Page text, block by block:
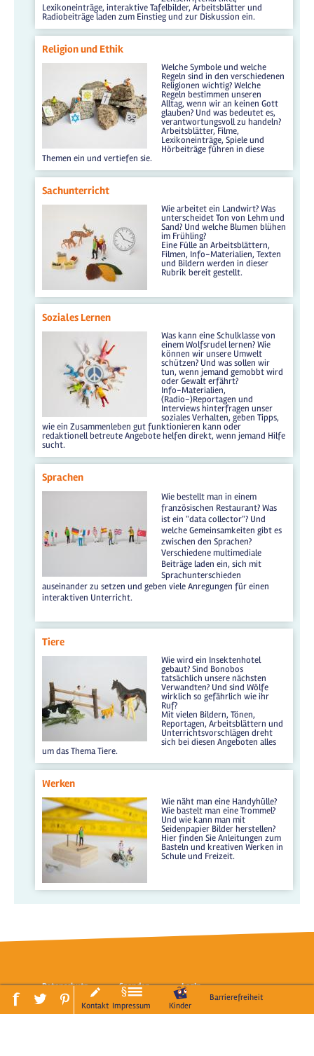
Lexikoneinträge, interaktive Tafelbilder, Arbeitsblätter und
Radiobeiträge laden zum Einstieg und zur Diskussion ein.
Religion und Ethik
Welche Symbole und welche
Regeln sind in den verschiedenen
Religionen wichtig? Welche
Regeln bestimmen unseren
Alltag, wenn wir an keinen Gott
glauben? Und was bedeutet es,
verantwortungsvoll zu handeln?
Arbeitsblätter, Filme,
Lexikoneinträge, Spiele und
Hörbeiträge führen in diese
Themen ein und vertiefen sie.
Sachunterricht
Wie arbeitet ein Landwirt? Was
unterscheidet Ton von Lehm und
Sand? Und welche Blumen blühen
im Frühling?
Eine Fülle an Arbeitsblättern,
Filmen, Info-Materialien, Texten
und Bildern werden in dieser
Rubrik bereit gestellt.
Soziales Lernen
Was kann eine Schulklasse von
einem Wolfsrudel lernen? Wie
können wir unsere Umwelt
schützen? Und was sollen wir
tun, wenn jemand gemobbt wird
oder Gewalt erfährt?
Info-Materialien,
(Radio-)Reportagen und
Interviews hinterfragen unser
soziales Verhalten, geben Tipps,
wie ein Zusammenleben gut funktionieren kann oder
redaktionell betreute Angebote helfen direkt, wenn jemand Hilfe
sucht.
Sprachen
Wie bestellt man in einem
französischen Restaurant? Was
ist ein "data collector"? Und
welche Gemeinsamkeiten gibt es
zwischen den Sprachen?
Verschiedene multimediale
Beiträge laden ein, sich mit
Sprachunterschieden
auseinander zu setzen und geben viele Anregungen für einen
interaktiven Unterricht.
Tiere
Wie wird ein Insektenhotel
gebaut? Sind Bonobos
tatsächlich unsere nächsten
Verwandten? Und sind Wölfe
wirklich so gefährlich wie ihr
Ruf?
Mit vielen Bildern, Tönen,
Reportagen, Arbeitsblättern und
Unterrichtsvorschlägen dreht
sich bei diesen Angeboten alles
um das Thema Tiere.
Werken
Wie näht man eine Handyhülle?
Wie bastelt man eine Trommel?
Und wie kann man mit
Seidenpapier Bilder herstellen?
Hier finden Sie Anleitungen zum
Basteln und kreativen Werken in
Schule und Freizeit.
Datenschutz Spenden LogIn
Kontakt Impressum Kinder
Barrierefreiheit